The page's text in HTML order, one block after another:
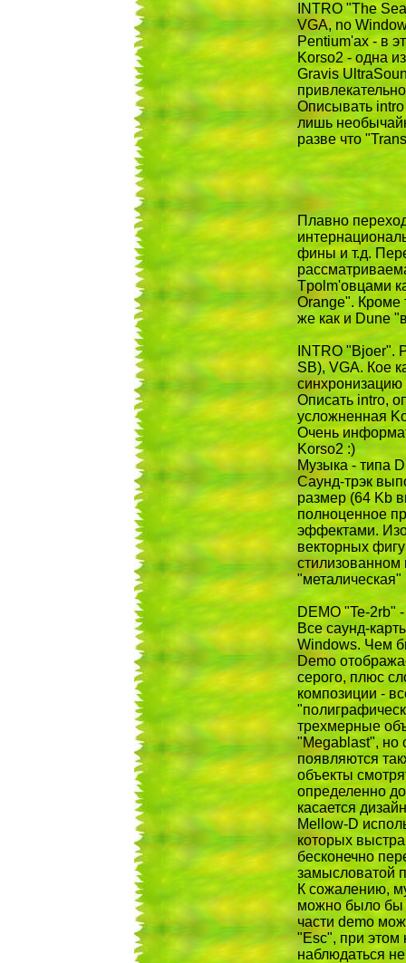
INTRO "The
VGA, no
Pentium'ах - в
Korso2 - одна
Gravis
Описывать
лишь
разве что
Плавно
фины и т.д.
Tpolm'овцами
Orange". Кроме
же как и Dune
INTRO "Bjoer".
SB), VGA. Кое
синхронизацию
Описать intro,
усложненная
Очень
Korso2 :)
Музыка - типа
Саунд-трэк
размер (64 Kb
полноценное
эффектами.
векторных
стилизованном
DEMO "Te-2rb"
Все саунд-
Windows. Чем
Demo
серого, плюс
композиции -
трехмерные
"Megablast", но
появляются
объекты
определенно
касается
Mellow-D
которых
бесконечно
замысловатой
К сожалению,
можно было бы
части demo
"Esc", при этом
наблюдаться не